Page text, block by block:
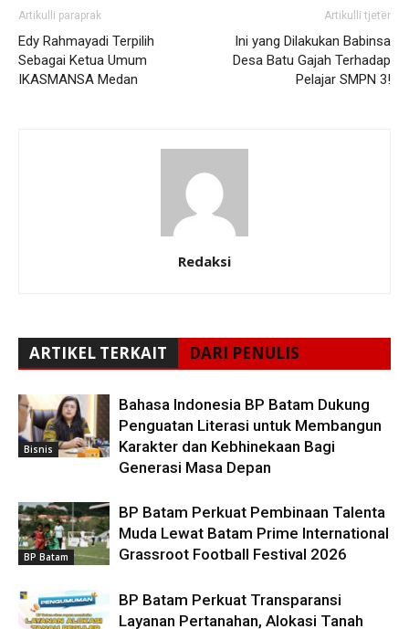
Artikulli paraprak
Edy Rahmayadi Terpilih
Sebagai Ketua Umum
IKASMANSA Medan
Artikulli tjetër
Ini yang Dilakukan Babinsa
Desa Batu Gajah Terhadap
Pelajar SMPN 3!
Redaksi
ARTIKEL TERKAIT DARI PENULIS
Bisnis
Bahasa Indonesia BP Batam Dukung
Penguatan Literasi untuk Membangun
Karakter dan Kebhinekaan Bagi
Generasi Masa Depan
BP Batam
BP Batam Perkuat Pembinaan Talenta
Muda Lewat Batam Prime International
Grassroot Football Festival 2026
BP Batam Perkuat Transparansi
Layanan Pertanahan, Alokasi Tanah